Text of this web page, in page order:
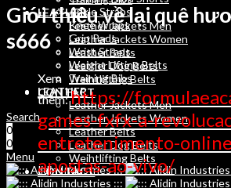
LEATHER
Leather Jackets Men
Leather Jackets Women
Leather Belts
Leather Dog Belts
Weihtlifting Belts
CONTACT
Search
0
0
Menu
Ankle Straps
Knee Wraps
Grip Pads
Wrist Straps
Weight Lifting Belts
Training Bibs
LEATHER
Leather Jackets Men
Leather Jackets Women
Leather Belts
Leather Dog Belts
Weihtlifting Belts
CONTACT
Giới thiệu về lại quê
s666
Xem
thêm:https://
games-fxfx-a-
entretenimento-
apostas-ao-vivo/